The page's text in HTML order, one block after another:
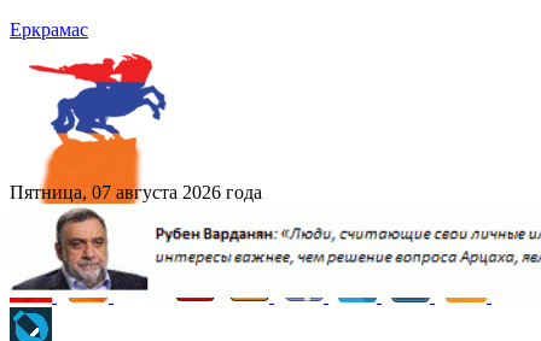
Еркрамас
Пятница, 07 августа 2026 года